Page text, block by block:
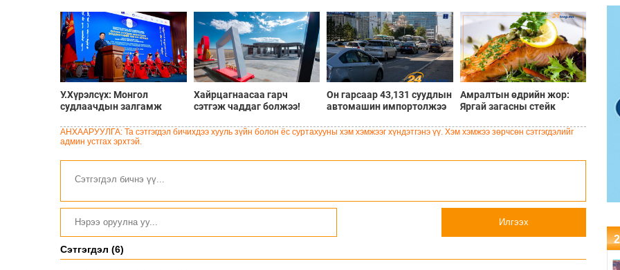
У.Хүрэлсүх: Монгол
судлаачдын залгамж
онцгой анхаарах
шаардлагатай
Хайрцагнаасaa гарч
сэтгэж чаддаг болжээ!
Он гарсаар 43,131 суудлын
автомашин импортолжээ
Амралтын өдрийн жор:
Яргай загасны стейк
АНХААРУУЛГА: Та сэтгэгдэл бичихдээ хууль зүйн болон ёс суртахууны хэм хэмжээг хүндэтгэнэ үү. Хэм хэмжээ зөрчсөн сэтгэгдэлийг
админ устгах эрхтэй.
Илгээх
Сэтгэгдэл (6)